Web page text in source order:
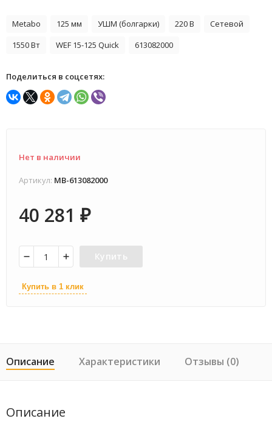
Metabo 125 мм УШМ (болгарки) 220 В
Сетевой
1550 Вт
WEF 15-125 Quick 613082000
Поделиться в соцсетях:
Нет в наличии
Артикул: MB-613082000
40 281 ₽
Купить
Купить в 1 клик
Описание Характеристики Отзывы (0)
Описание